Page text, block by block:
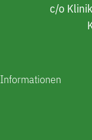
c/o
Informationen